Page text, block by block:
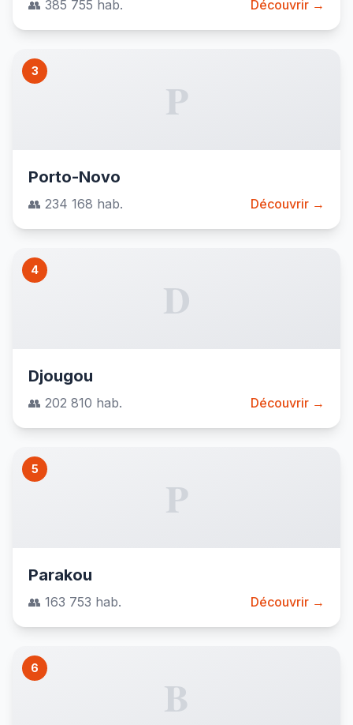
👥 385 755 hab. Découvrir →
3
P
Porto-Novo
👥 234 168 hab. Découvrir →
4
D
Djougou
👥 202 810 hab. Découvrir →
5
P
Parakou
👥 163 753 hab. Découvrir →
6
B